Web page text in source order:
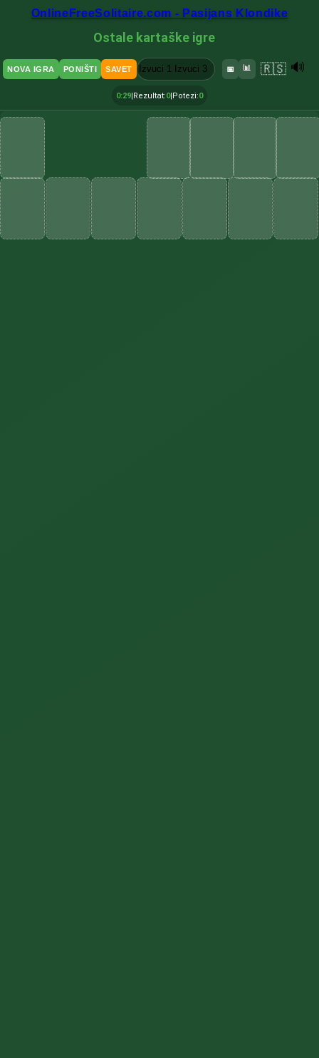
OnlineFreeSolitaire.com - Pasijans Klondike
NOVA IGRA PONIŠTI SAVET Izvuci 1 Izvuci 3 📅 📊
Ostale kartaške igre
🇷🇸 🔊
0:30|Rezultat:0|Potezi:0